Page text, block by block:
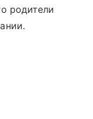
родители